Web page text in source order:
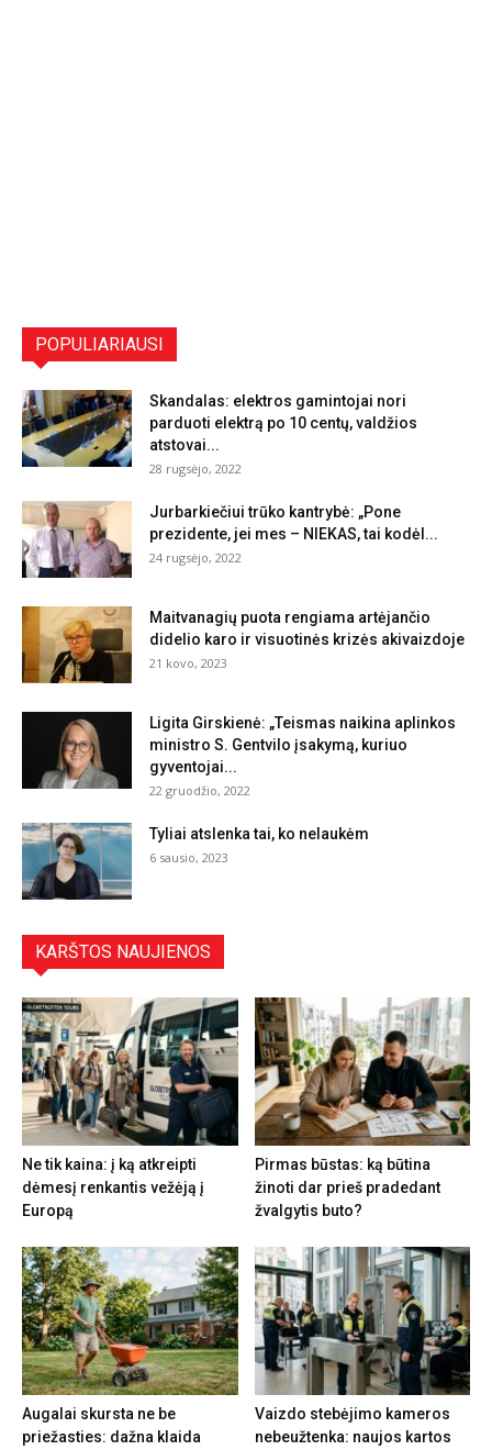
POPULIARIAUSI
Skandalas: elektros gamintojai nori
parduoti elektrą po 10 centų, valdžios
atstovai...
28 rugsėjo, 2022
Jurbarkiečiui trūko kantrybė: „Pone
prezidente, jei mes – NIEKAS, tai kodėl...
24 rugsėjo, 2022
Maitvanagių puota rengiama artėjančio
didelio karo ir visuotinės krizės akivaizdoje
21 kovo, 2023
Ligita Girskienė: „Teismas naikina aplinkos
ministro S. Gentvilo įsakymą, kuriuo
gyventojai...
22 gruodžio, 2022
Tyliai atslenka tai, ko nelaukėm
6 sausio, 2023
KARŠTOS NAUJIENOS
Ne tik kaina: į ką atkreipti
dėmesį renkantis vežėją į
Europą
Pirmas būstas: ką būtina
žinoti dar prieš pradedant
žvalgytis buto?
Augalai skursta ne be
priežasties: dažna klaida
Vaizdo stebėjimo kameros
nebeužtenka: naujos kartos